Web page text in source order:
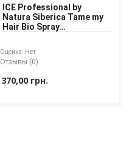
ICE Professional by
Natura Siberica Tame my
Hair Bio Spray
Оценка: Нет
Отзывы (0)
370,00 грн.